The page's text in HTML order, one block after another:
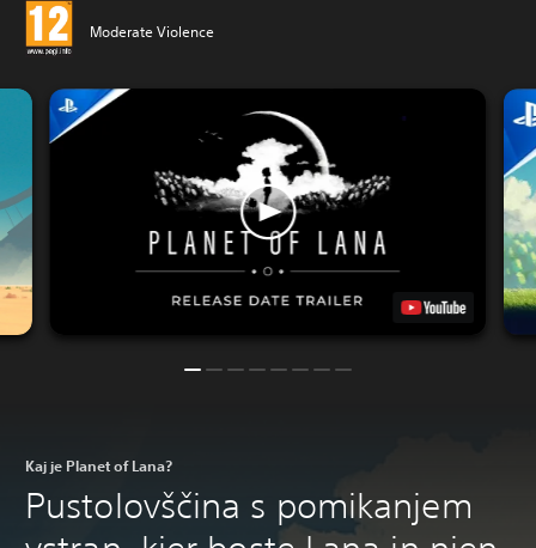
Moderate Violence
Kaj je Planet of Lana?
Pustolovščina s pomikanjem